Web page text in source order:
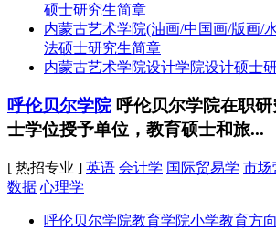
硕士研究生简章
内蒙古艺术学院(油画/中国画/版画/
法硕士研究生简章
内蒙古艺术学院设计学院设计硕士
呼伦贝尔学院 呼伦贝尔学院在职
士学位授予单位，教育硕士和旅...
[ 热招专业 ] 英语 会计学 国际贸易学 市场
数据 心理学
呼伦贝尔学院教育学院小学教育方